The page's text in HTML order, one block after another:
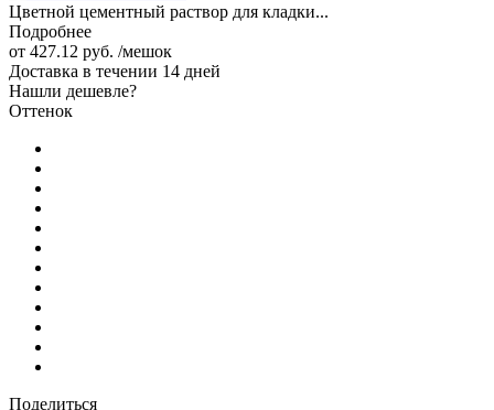
Цветной цементный раствор для кладки...
Подробнее
от 427.12 руб. /мешок
Доставка в течении 14 дней
Нашли дешевле?
Оттенок
Поделиться